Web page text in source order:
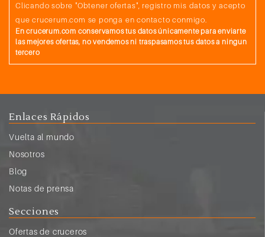
Clicando sobre "Obtener ofertas", registro mis datos y acepto
que crucerum.com se ponga en contacto conmigo.
En crucerum.com conservamos tus datos únicamente para enviarte
las mejores ofertas, no vendemos ni traspasamos tus datos a ningun
tercero
Enlaces Rápidos
Vuelta al mundo
Nosotros
Blog
Notas de prensa
Secciones
Ofertas de cruceros